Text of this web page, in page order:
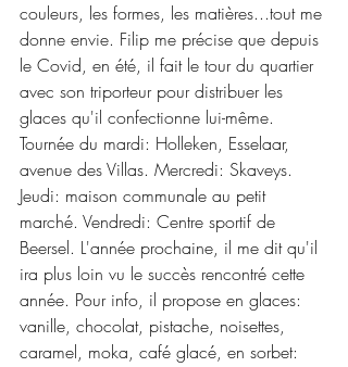
couleurs, les formes, les matières...tout me
donne envie. Filip me précise que depuis
le Covid, en été, il fait le tour du quartier
avec son triporteur pour distribuer les
glaces qu'il confectionne lui-même.
Tournée du mardi: Holleken, Esselaar,
avenue des Villas. Mercredi: Skaveys.
Jeudi: maison communale au petit
marché. Vendredi: Centre sportif de
Beersel. L'année prochaine, il me dit qu'il
ira plus loin vu le succès rencontré cette
année. Pour info, il propose en glaces:
vanille, chocolat, pistache, noisettes,
caramel, moka, café glacé, en sorbet: